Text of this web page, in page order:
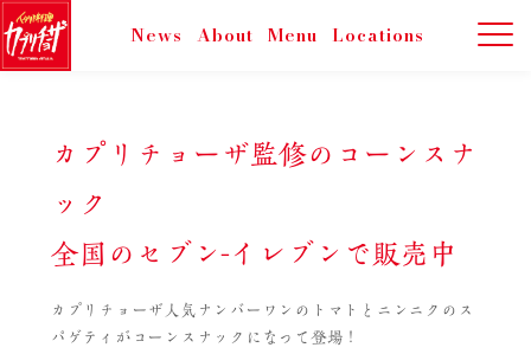
News About Menu Locations
カプリチョーザ監修のコーンスナ
ック
全国のセブン-イレブンで販売中
カプリチョーザ人気ナンバーワンのトマトとニンニクのス
パゲティがコーンスナックになって登場！